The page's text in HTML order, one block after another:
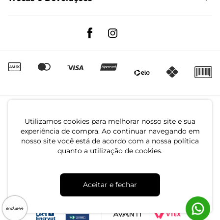
Utilizamos cookies para melhorar nosso site e sua
experiência de compra. Ao continuar navegando em
nosso site você está de acordo com a nossa política
quanto a utilização de cookies.
Aceitar e fechar
Regulamento de Promoções
Canal de Denúncias | Ética
CNPJ: 79.233.672/0001-05